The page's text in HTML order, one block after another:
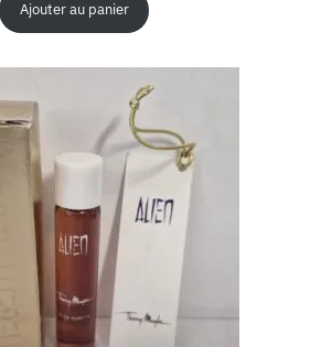
Ajouter au panier